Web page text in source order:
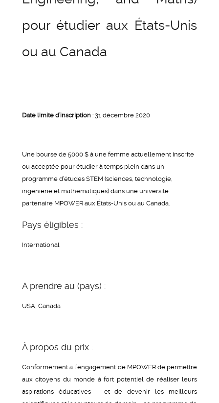
pour étudier aux États-Unis
ou au Canada
Date limite d’inscription : 31 décembre 2020
Une bourse de 5000 $ à une femme actuellement inscrite
ou acceptée pour étudier à temps plein dans un
programme d’études STEM (sciences, technologie,
ingénierie et mathématiques) dans une université
partenaire MPOWER aux États-Unis ou au Canada.
Pays éligibles :
International
A prendre au (pays) :
USA, Canada
À propos du prix :
Conformément à l’engagement de MPOWER de permettre
aux citoyens du monde à fort potentiel de réaliser leurs
aspirations éducatives – et de devenir les meilleurs